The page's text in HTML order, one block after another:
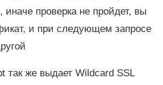
иначе проверка не пройдет, вы
и при следующем запросе
так же выдает Wildcard SSL